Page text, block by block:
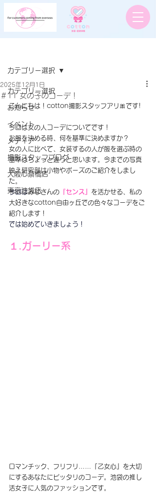
カテゴリー選択
お知らせ
イベント
メディア
撮影スタッフブログ
大阪心斎橋店
東京池袋店
カテゴリー選択
＃11 女の子のコーデ！
2025年12月1日
こんにちは！cotton撮影スタッフアリ🎀です!
今回は女の人コーデについてです！
お服を決める時、何を基準に決めますか？
女の人に比べて、女装するの人が服を選ぶ時の
基準はちょっと違うと思います。今までの写真
映え研究部は小物やポーズのご紹介をしまし
た。
今回はみなさんの 『センス』 を活かせる、私の
大好きなcotton自由ヶ丘での色々なコーデをご
紹介します！
では始めていきましょう！
１.ガーリー系
ロマンチック、フリフリ……『乙女心』を大切
にするあなたにピッタリのコーデ。池袋の推し
活女子に人気のファッションです。